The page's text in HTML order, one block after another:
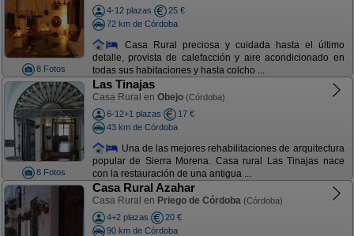
8 Fotos
4-12 plazas
25 €
72 km de Córdoba
Casa Rural preciosa y cuidada hasta el último
detalle, provista de calefacción y aire acondicionado en
todas sus habitaciones y hasta colcho ...
8 Fotos
Las Tinajas
Casa Rural en Obejo (Córdoba)
6-12+1 plazas
17 €
43 km de Córdoba
Una de las mejores rehabilitaciones de arquitectura
popular de Sierra Morena. Casa rural Las Tinajas nace
con la restauración de una antigua ...
Casa Rural Azahar
Casa Rural en Priego de Córdoba (Córdoba)
4+2 plazas
20 €
90 km de Córdoba